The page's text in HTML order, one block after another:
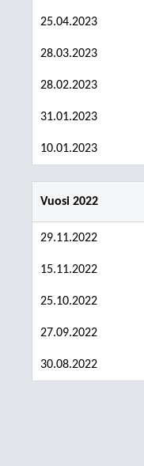
25.04.2023
28.03.2023
28.02.2023
31.01.2023
10.01.2023
Vuosi 2022
29.11.2022
15.11.2022
25.10.2022
27.09.2022
30.08.2022